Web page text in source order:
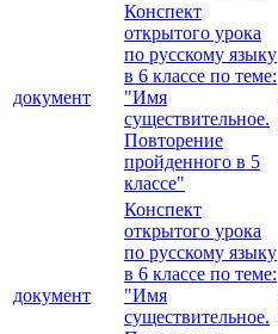
документ
Конспект
открытого урока
по русскому языку
в 6 классе по теме:
"Имя
существительное.
Повторение
пройденного в 5
классе"
документ
Конспект
открытого урока
по русскому языку
в 6 классе по теме:
"Имя
существительное.